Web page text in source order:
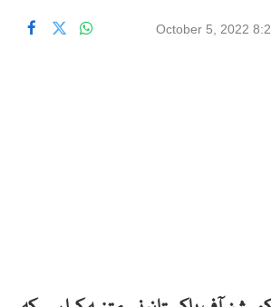
October 5, 2022